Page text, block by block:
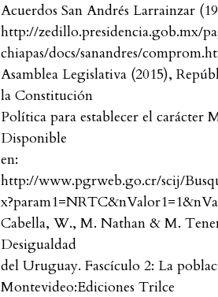
Acuerdos San Andrés Larrainzar
http://zedillo.presidencia.gob.mx/
chiapas/docs/sanandres/
Asamblea Legislativa (2015),
la Constitución
Política para establecer el
Disponible
en:
http://www.pgrweb.go.cr/scij/
Cabella, W., M. Nathan & M.
Desigualdad
del Uruguay. Fascículo 2: La
Montevideo:Ediciones Trilce